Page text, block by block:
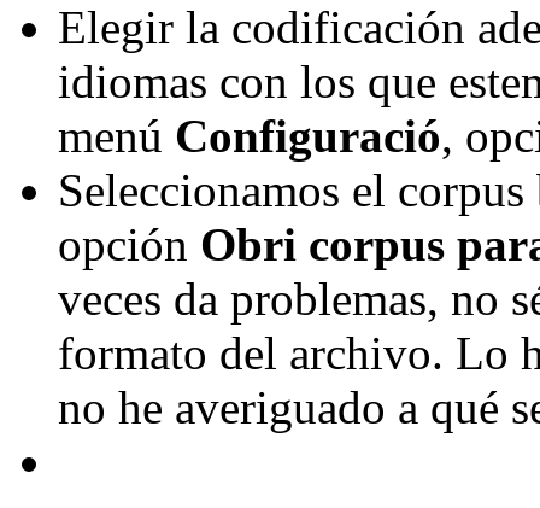
Elegir la codificación
idiomas con los que
menú Configuració,
Seleccionamos el
opción Obri corpus
veces da problemas, no
formato del archivo. Lo
no he averiguado a qué